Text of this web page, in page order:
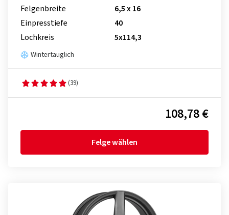
Felgenbreite
6,5 x 16
Einpresstiefe
40
Lochkreis
5x114,3
Wintertauglich
(39)
108,78 €
Felge wählen